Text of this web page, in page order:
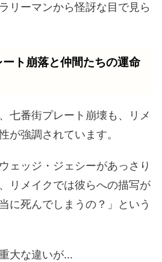
リーマンから怪訝な目で見ら
ト崩落と仲間たちの運命
七番街プレート崩壊も、リメ
が強調されています。
ェッジ・ジェシーがあっさり
リメイクでは彼らへの描写が
に死んでしまうの？」という
大な違いが…